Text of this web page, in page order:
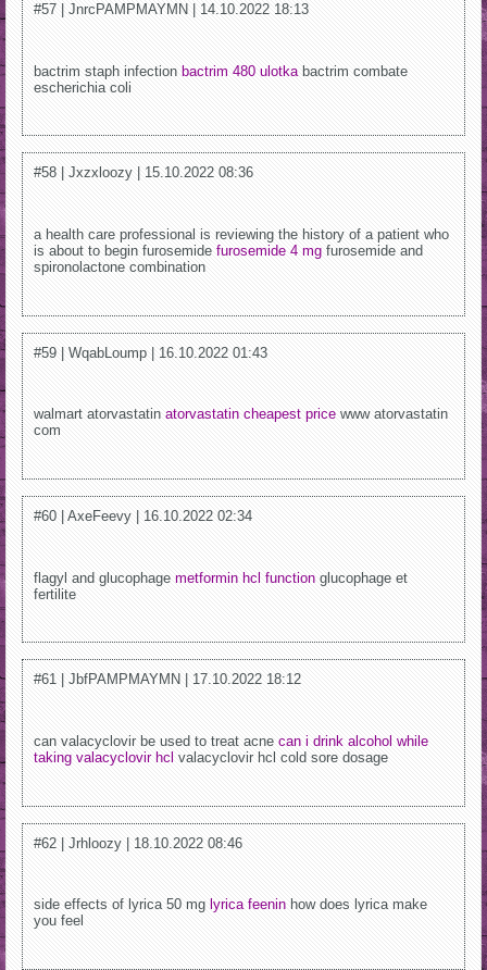
#57 | JnrcPAMPMAYMN | 14.10.2022 18:13
bactrim staph infection bactrim 480 ulotka bactrim combate
escherichia coli
#58 | Jxzxloozy | 15.10.2022 08:36
a health care professional is reviewing the history of a patient who
is about to begin furosemide furosemide 4 mg furosemide and
spironolactone combination
#59 | WqabLoump | 16.10.2022 01:43
walmart atorvastatin atorvastatin cheapest price www atorvastatin
com
#60 | AxeFeevy | 16.10.2022 02:34
flagyl and glucophage metformin hcl function glucophage et
fertilite
#61 | JbfPAMPMAYMN | 17.10.2022 18:12
can valacyclovir be used to treat acne can i drink alcohol while
taking valacyclovir hcl valacyclovir hcl cold sore dosage
#62 | Jrhloozy | 18.10.2022 08:46
side effects of lyrica 50 mg lyrica feenin how does lyrica make
you feel